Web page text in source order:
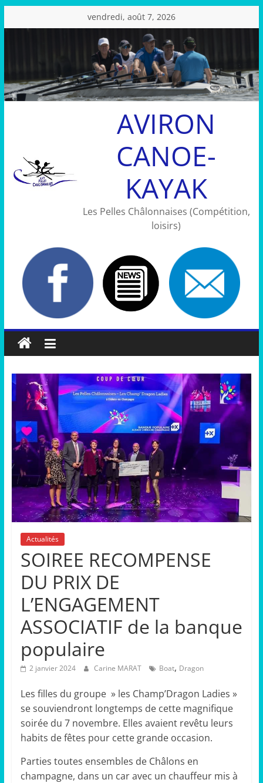
au
vendredi, août 7, 2026
AVIRON
CANOE-
KAYAK
Les Pelles Châlonnaises (Compétition,
loisirs)
Actualités
SOIREE RECOMPENSE
DU PRIX DE
L’ENGAGEMENT
ASSOCIATIF de la banque
populaire
2 janvier 2024 Carine MARAT Boat, Dragon
Les filles du groupe » les Champ’Dragon Ladies »
se souviendront longtemps de cette magnifique
soirée du 7 novembre. Elles avaient revêtu leurs
habits de fêtes pour cette grande occasion.
Parties toutes ensembles de Châlons en
champagne, dans un car avec un chauffeur mis à